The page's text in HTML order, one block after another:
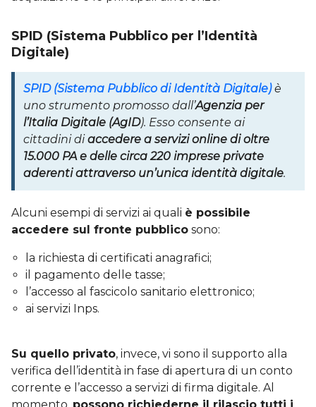
SPID (Sistema Pubblico per l’Identità
Digitale)
SPID (Sistema Pubblico di Identità Digitale)è
uno strumento promosso dall’Agenzia per
l’Italia Digitale (AgID). Esso consente ai
cittadini diaccedere a servizi online di oltre
15.000 PA e delle circa 220 imprese private
aderenti attraverso un’unica identità digitale.
Alcuni esempi di servizi ai quali è possibile
accedere sul fronte pubblico sono:
la richiesta di certificati anagrafici;
il pagamento delle tasse;
l’accesso al fascicolo sanitario elettronico;
ai servizi Inps.
Su quello privato, invece, vi sono il supporto alla
verifica dell’identità in fase di apertura di un conto
corrente e l’accesso a servizi di firma digitale. Al